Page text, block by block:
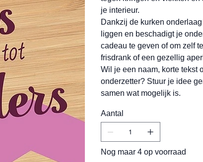
je interieur.
Dankzij de kurken
liggen en beschadigt je
cadeau te geven of om zelf
frisdrank of een gezellig
Wil je een naam, korte tekst
onderzetter? Stuur je idee
samen wat mogelijk is.
Aantal
Nog maar 4 op voorraad